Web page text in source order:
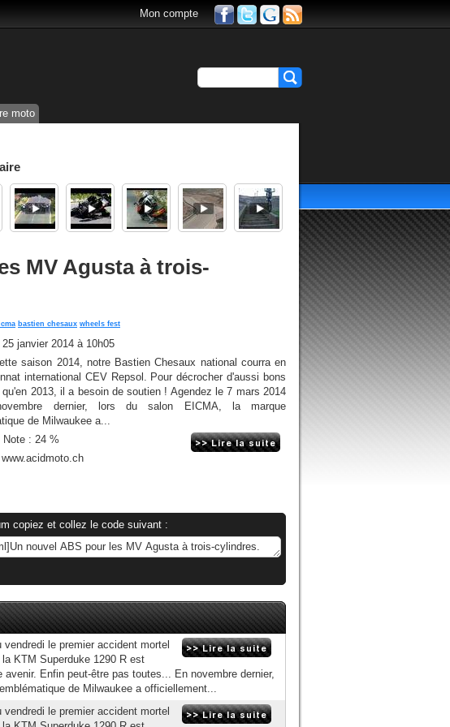
Mon compte
moto
MV Agusta à trois-
bastien chesaux wheels fest
25 janvier 2014 à 10h05
saison 2014, notre Bastien Chesaux national courra en
international CEV Repsol. Pour décrocher d'aussi bons
2013, il a besoin de soutien ! Agendez le 7 mars 2014
dernier, lors du salon EICMA, la marque
de Milwaukee a...
Note : 24 %
www.acidmoto.ch
copiez et collez le code suivant :
le premier accident mortel
KTM Superduke 1290 R est
Enfin peut-être pas toutes... En novembre dernier,
de Milwaukee a officiellement...
le premier accident mortel